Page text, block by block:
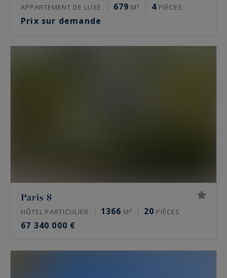
APPARTEMENT DE LUXE 679 M² 4 PIÈCES
Prix sur demande
Paris 8
HÔTEL PARTICULIER 1366 M² 20 PIÈCES
67 340 000 €